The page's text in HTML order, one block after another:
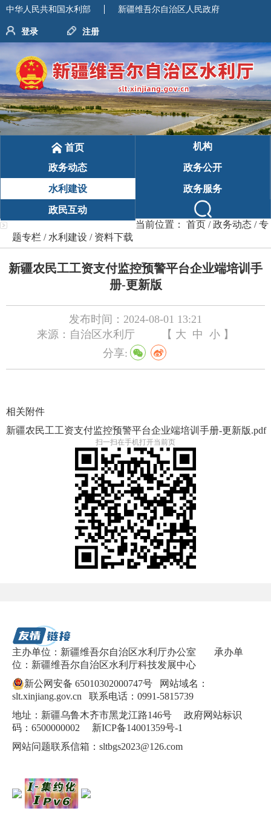
中华人民共和国水利部 新疆维吾尔自治区人民政府
登录 注册
首页 机构
政务动态 政务公开
水利建设 政务服务
政民互动
当前位置： 首页 /政务动态 /专
题专栏 /水利建设 / 资料下载
新疆农民工工资支付监控预警平台企业端培训手
册-更新版
发布时间：2024-08-01 13:21
来源：自治区水利厅
【 大 中 小 】
分享:
相关附件
新疆农民工工资支付监控预警平台企业端培训手册-更新版.pdf
扫一扫在手机打开当前页
主办单位：新疆维吾尔自治区水利厅办公室
承办单
位：新疆维吾尔自治区水利厅科技发展中心
新公网安备 65010302000747号 网站域名：
slt.xinjiang.gov.cn 联系电话：0991-5815739
地址：新疆乌鲁木齐市黑龙江路146号 政府网站标识
码：6500000002
新ICP备14001359号-1
网站问题联系信箱：sltbgs2023@126.com